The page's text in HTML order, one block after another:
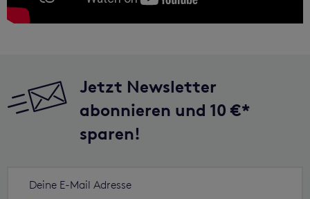
Jetzt Newsletter
abonnieren und 10 €*
sparen!